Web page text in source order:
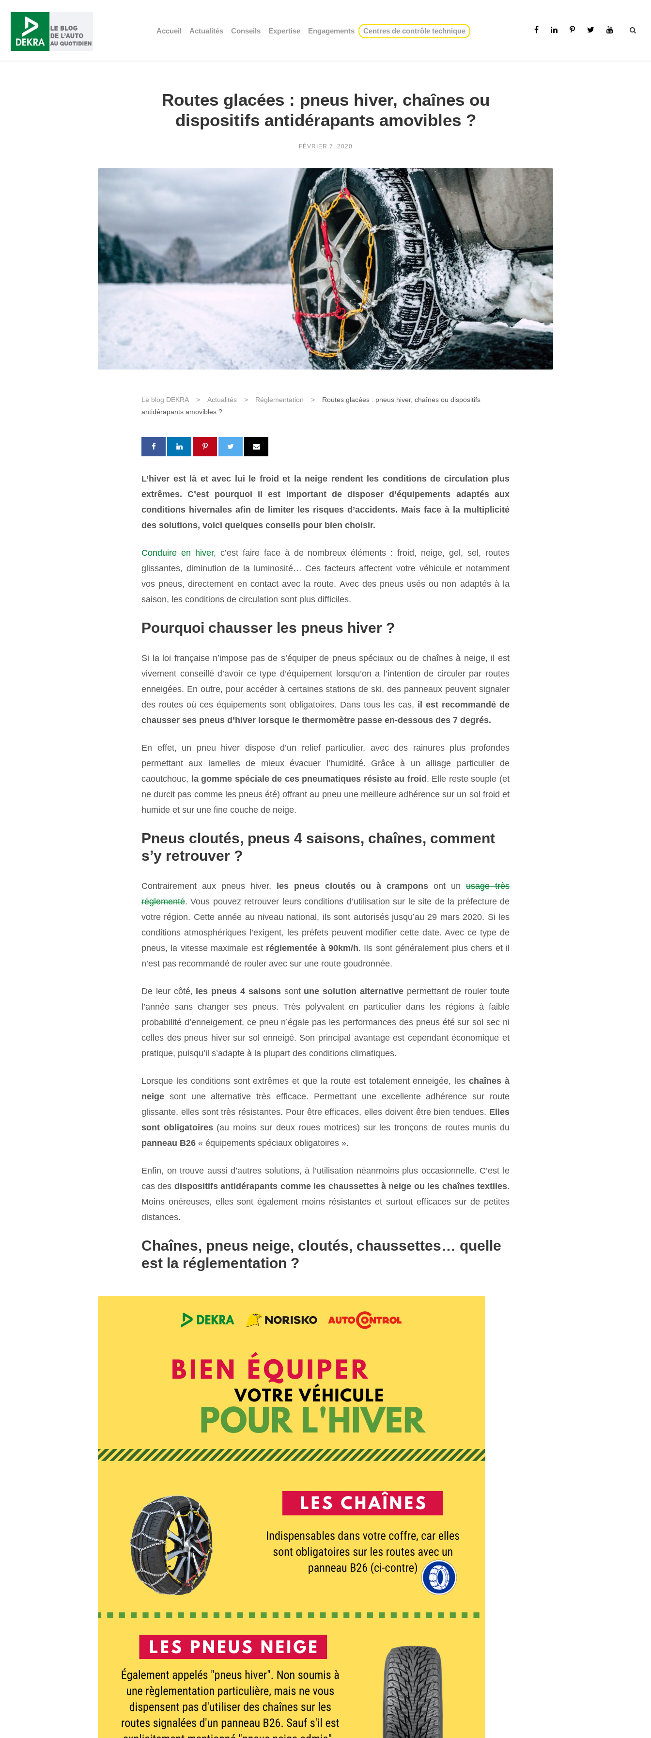
Accueil Actualités Conseils Expertise Engagements Centres de contrôle technique
Routes glacées : pneus hiver, chaînes ou
dispositifs antidérapants amovibles ?
FÉVRIER 7, 2020
Le blog DEKRA > Actualités > Réglementation >
Routes glacées : pneus hiver, chaînes ou dispositifs
antidérapants amovibles ?
L’hiver est là et avec lui le froid et la neige rendent les conditions de circulation plus
extrêmes. C’est pourquoi il est important de disposer d’équipements adaptés aux
conditions hivernales afin de limiter les risques d’accidents. Mais face à la multiplicité
des solutions, voici quelques conseils pour bien choisir.
Conduire en hiver, c’est faire face à de nombreux éléments : froid, neige, gel, sel, routes
glissantes, diminution de la luminosité… Ces facteurs affectent votre véhicule et notamment
vos pneus, directement en contact avec la route. Avec des pneus usés ou non adaptés à la
saison, les conditions de circulation sont plus difficiles.
Pourquoi chausser les pneus hiver ?
Si la loi française n’impose pas de s’équiper de pneus spéciaux ou de chaînes à neige, il est
vivement conseillé d’avoir ce type d’équipement lorsqu’on a l’intention de circuler par routes
enneigées. En outre, pour accéder à certaines stations de ski, des panneaux peuvent signaler
des routes où ces équipements sont obligatoires. Dans tous les cas, il est recommandé de
chausser ses pneus d’hiver lorsque le thermomètre passe en-dessous des 7 degrés.
En effet, un pneu hiver dispose d’un relief particulier, avec des rainures plus profondes
permettant aux lamelles de mieux évacuer l’humidité. Grâce à un alliage particulier de
caoutchouc, la gomme spéciale de ces pneumatiques résiste au froid . Elle reste souple (et
ne durcit pas comme les pneus été) offrant au pneu une meilleure adhérence sur un sol froid et
humide et sur une fine couche de neige.
Pneus cloutés, pneus 4 saisons, chaînes, comment
s’y retrouver ?
Contrairement aux pneus hiver, les pneus cloutés ou à crampons ont unusage très
réglementé. Vous pouvez retrouver leurs conditions d’utilisation sur le site de la préfecture de
votre région. Cette année au niveau national, ils sont autorisés jusqu’au 29 mars 2020. Si les
conditions atmosphériques l’exigent, les préfets peuvent modifier cette date. Avec ce type de
pneus, la vitesse maximale est réglementée à 90km/h. Ils sont généralement plus chers et il
n’est pas recommandé de rouler avec sur une route goudronnée.
De leur côté, les pneus 4 saisonssont une solution alternativepermettant de rouler toute
l’année sans changer ses pneus. Très polyvalent en particulier dans les régions à faible
probabilité d’enneigement, ce pneu n’égale pas les performances des pneus été sur sol sec ni
celles des pneus hiver sur sol enneigé. Son principal avantage est cependant économique et
pratique, puisqu’il s’adapte à la plupart des conditions climatiques.
Lorsque les conditions sont extrêmes et que la route est totalement enneigée, les chaînes à
neige sont une alternative très efficace. Permettant une excellente adhérence sur route
glissante, elles sont très résistantes. Pour être efficaces, elles doivent être bien tendues. Elles
sont obligatoires(au moins sur deux roues motrices) sur les tronçons de routes munis du
panneau B26 « équipements spéciaux obligatoires ».
Enfin, on trouve aussi d’autres solutions, à l’utilisation néanmoins plus occasionnelle. C’est le
cas des dispositifs antidérapants comme les chaussettes à neige ou les chaînes textiles.
Moins onéreuses, elles sont également moins résistantes et surtout efficaces sur de petites
distances.
Chaînes, pneus neige, cloutés, chaussettes… quelle
est la réglementation ?